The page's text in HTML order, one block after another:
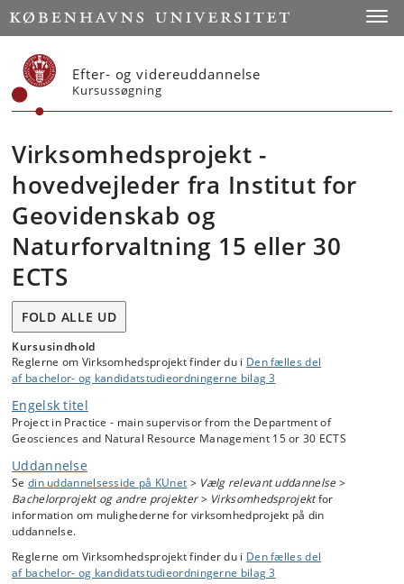
Start
Efter- og videreuddannelse
Kursussøgning
Virksomhedsprojekt -
hovedvejleder fra Institut for
Geovidenskab og
Naturforvaltning 15 eller 30
ECTS
FOLD ALLE UD
Kursusindhold
Reglerne om Virksomhedsprojekt finder du i Den fælles del
af bachelor- og kandidatstudieordningerne bilag 3
Engelsk titel
Project in Practice - main supervisor from the Department of
Geosciences and Natural Resource Management 15 or 30 ECTS
Uddannelse
Se din uddannelsesside på KUnet > Vælg relevant uddannelse >
Bachelorprojekt og andre projekter> Virksomhedsprojektfor
information om mulighederne for virksomhedprojekt på din
uddannelse.
Reglerne om Virksomhedsprojekt finder du i Den fælles del
af bachelor- og kandidatstudieordningerne bilag 3